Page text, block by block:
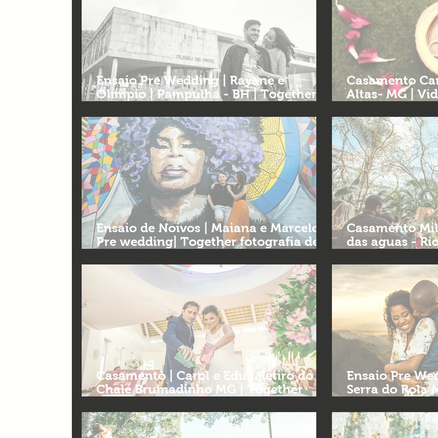
Ensaio Pre Wedding | Rayane e
Olimpio | Pampulha - BH | Together
Casamento
Altas- MG |
Ensaio de Noivos | Maiana e Marcelo |
Pre wedding| Together fotografia de
Casamento
das aguas -
Casamento | Carol e Edu | Retiro do
Chalé Brumadinho MG | Together
Ensaio Pre
Serra do Rola